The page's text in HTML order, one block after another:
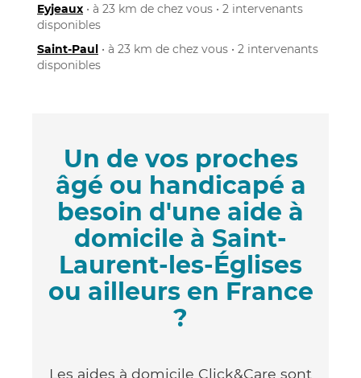
Eyjeaux • à 23 km de chez vous • 2 intervenants
disponibles
Saint-Paul • à 23 km de chez vous • 2 intervenants
disponibles
Un de vos proches
âgé ou handicapé a
besoin d'une aide à
domicile à Saint-
Laurent-les-Églises
ou ailleurs en France
?
Les aides à domicile Click&Care sont